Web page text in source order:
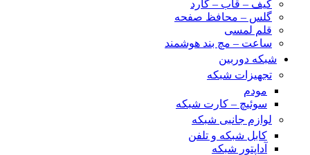
کیف – قاب – گارد
گلس – محافظ صفحه
قلم لمسی
ساعت – مچ بند هوشمند
شبکه دوربین
تجهیزات شبکه
مودم
سوئیچ – کارت شبکه
لوازم جانبی شبکه
کابل شبکه و تلفن
آداپتور شبکه